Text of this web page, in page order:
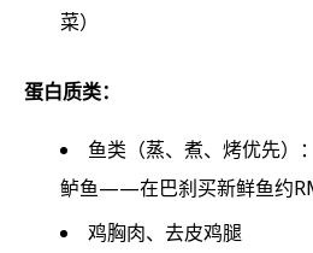
菜）
蛋白质类：
鱼类（蒸、煮、烤优先）
鲈鱼——在巴刹买新鲜鱼约
鸡胸肉、去皮鸡腿